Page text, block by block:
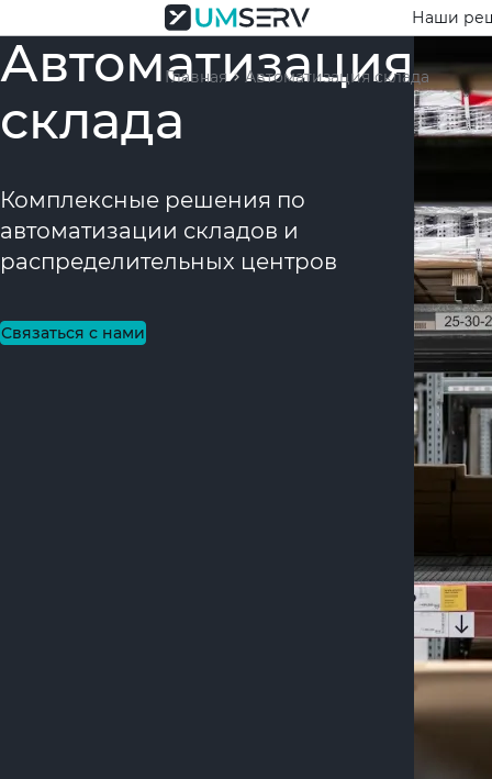
Наши
Главная Автоматизация склада
Автоматизация
склада
Комплексные решения по
автоматизации складов и
распределительных центров
Связаться с нами